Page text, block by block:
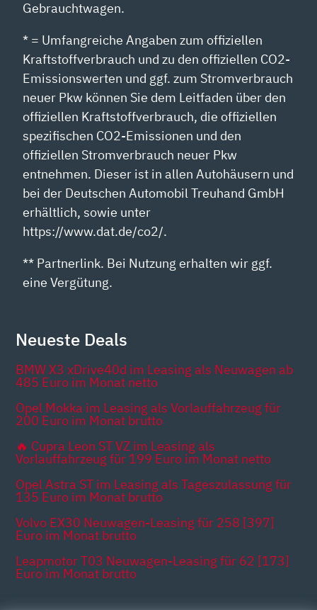
Gebrauchtwagen.
* = Umfangreiche Angaben zum offiziellen
Kraftstoffverbrauch und zu den offiziellen CO2-
Emissionswerten und ggf. zum Stromverbrauch
neuer Pkw können Sie dem Leitfaden über den
offiziellen Kraftstoffverbrauch, die offiziellen
spezifischen CO2-Emissionen und den
offiziellen Stromverbrauch neuer Pkw
entnehmen. Dieser ist in allen Autohäusern und
bei der Deutschen Automobil Treuhand GmbH
erhältlich, sowie unter
https://www.dat.de/co2/.
** Partnerlink. Bei Nutzung erhalten wir ggf.
eine Vergütung.
Neueste Deals
BMW X3 xDrive40d im Leasing als Neuwagen ab
485 Euro im Monat netto
Opel Mokka im Leasing als Vorlauffahrzeug für
200 Euro im Monat brutto
🔥 Cupra Leon ST VZ im Leasing als
Vorlauffahrzeug für 199 Euro im Monat netto
Opel Astra ST im Leasing als Tageszulassung für
135 Euro im Monat brutto
Volvo EX30 Neuwagen-Leasing für 258 [397]
Euro im Monat brutto
Leapmotor T03 Neuwagen-Leasing für 62 [173]
Euro im Monat brutto